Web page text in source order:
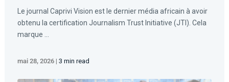
Le journal Caprivi Vision est le dernier média africain à avoir
obtenu la certification Journalism Trust Initiative (JTI). Cela
marque ...
mai 28, 2026| 3 min read